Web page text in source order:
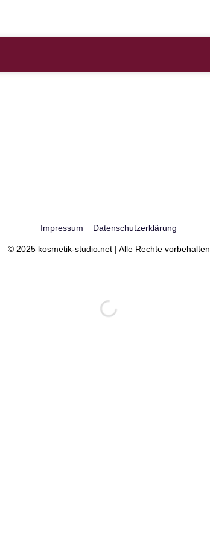
Impressum Datenschutzerklärung
© 2025 kosmetik-studio.net | Alle Rechte vorbehalten